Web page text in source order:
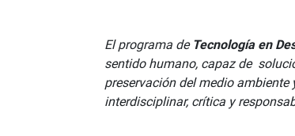
El programa de Tecnología en
sentido humano, capaz de
preservación del medio
interdisciplinar, crítica y